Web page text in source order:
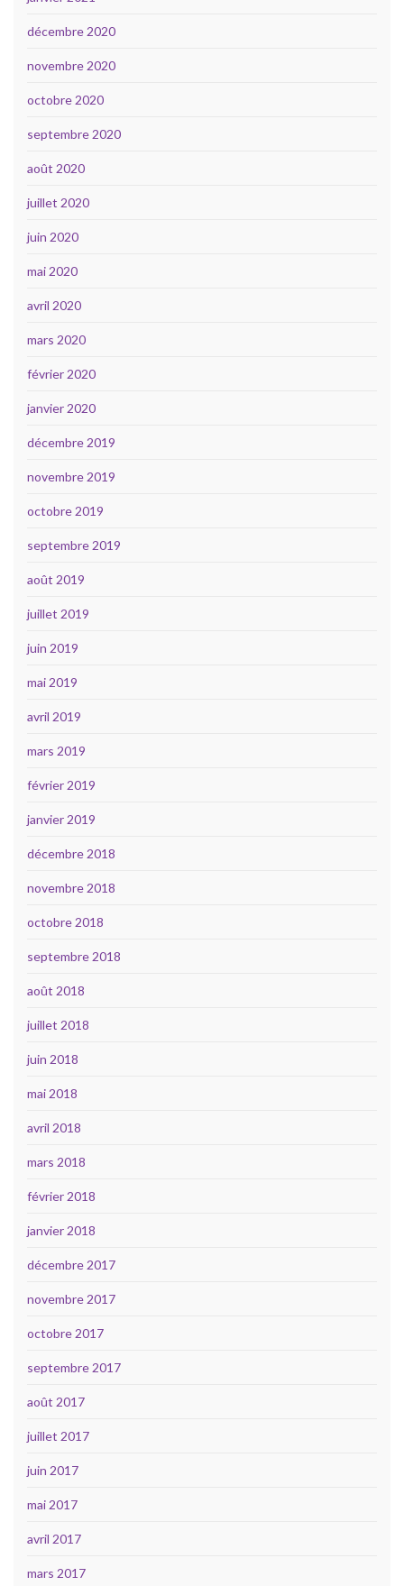
décembre 2020
novembre 2020
octobre 2020
septembre 2020
août 2020
juillet 2020
juin 2020
mai 2020
avril 2020
mars 2020
février 2020
janvier 2020
décembre 2019
novembre 2019
octobre 2019
septembre 2019
août 2019
juillet 2019
juin 2019
mai 2019
avril 2019
mars 2019
février 2019
janvier 2019
décembre 2018
novembre 2018
octobre 2018
septembre 2018
août 2018
juillet 2018
juin 2018
mai 2018
avril 2018
mars 2018
février 2018
janvier 2018
décembre 2017
novembre 2017
octobre 2017
septembre 2017
août 2017
juillet 2017
juin 2017
mai 2017
avril 2017
mars 2017